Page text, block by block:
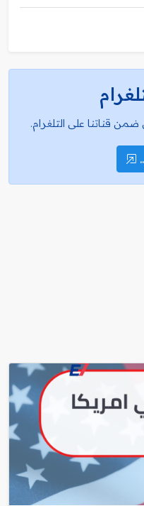
قناتنا على التلغرام.